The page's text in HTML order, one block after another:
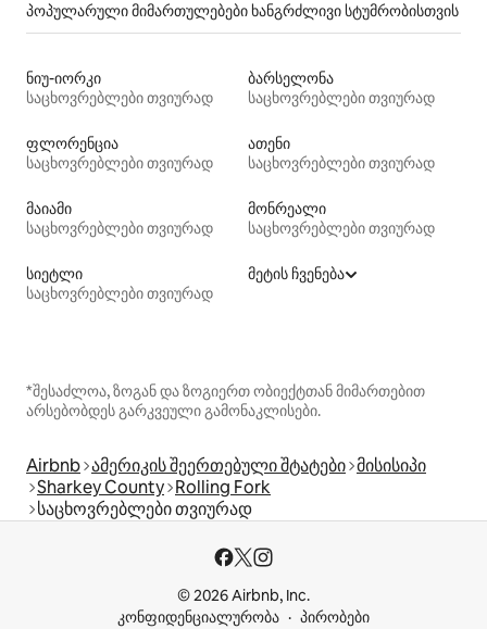
პოპულარული მიმართულებები ხანგრძლივი სტუმრობისთვის
ნიუ-იორკი
საცხოვრებლები თვიურად
ბარსელონა
საცხოვრებლები თვიურად
ფლორენცია
საცხოვრებლები თვიურად
ათენი
საცხოვრებლები თვიურად
მაიამი
საცხოვრებლები თვიურად
მონრეალი
საცხოვრებლები თვიურად
სიეტლი
საცხოვრებლები თვიურად
მეტის ჩვენება
*შესაძლოა, ზოგან და ზოგიერთ ობიექტთან მიმართებით
არსებობდეს გარკვეული გამონაკლისები.
Airbnb ამერიკის შეერთებული შტატები მისისიპი
Sharkey County Rolling Fork
საცხოვრებლები თვიურად
© 2026 Airbnb, Inc.
კონფიდენციალურობა
პირობები